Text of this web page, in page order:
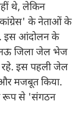
थे, लेकिन
के नेताओं के
इस आंदोलन के
जिला जेल भेज
रहे. इस पहली जेल
और मजबूत किया.
रूप से 'संगठन